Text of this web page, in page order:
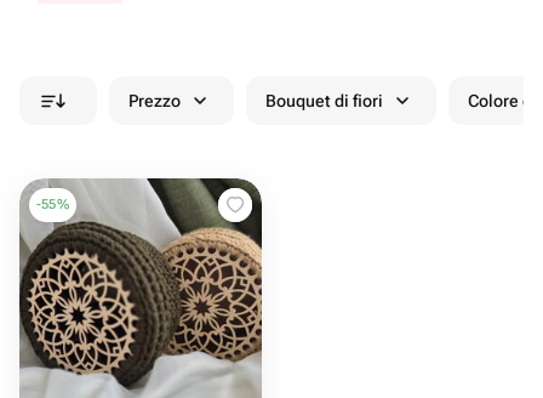
Prezzo Bouquet di fiori Colore
-55%